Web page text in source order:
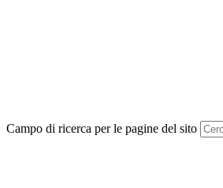
Campo di ricerca per le pagine del sito